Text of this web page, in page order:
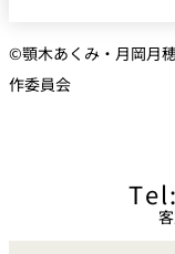
©顎木あくみ・月岡月
作委員会